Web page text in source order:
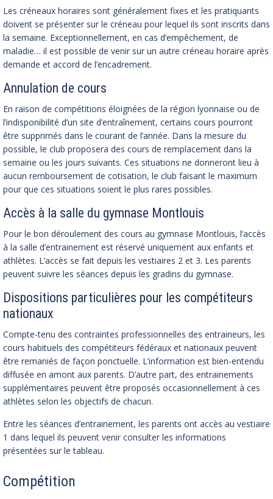
Les créneaux horaires sont généralement fixes et les pratiquants
doivent se présenter sur le créneau pour lequel ils sont inscrits dans
la semaine. Exceptionnellement, en cas d’empêchement, de
maladie… il est possible de venir sur un autre créneau horaire après
demande et accord de l’encadrement.
Annulation de cours
En raison de compétitions éloignées de la région lyonnaise ou de
l’indisponibilité d’un site d’entraînement, certains cours pourront
être supprimés dans le courant de l’année. Dans la mesure du
possible, le club proposera des cours de remplacement dans la
semaine ou les jours suivants. Ces situations ne donneront lieu à
aucun remboursement de cotisation, le club faisant le maximum
pour que ces situations soient le plus rares possibles.
Accès à la salle du gymnase Montlouis
Pour le bon déroulement des cours au gymnase Montlouis, l’accès
à la salle d’entrainement est réservé uniquement aux enfants et
athlètes. L’accès se fait depuis les vestiaires 2 et 3. Les parents
peuvent suivre les séances depuis les gradins du gymnase.
Dispositions particulières pour les compétiteurs
nationaux
Compte-tenu des contraintes professionnelles des entraineurs, les
cours habituels des compétiteurs fédéraux et nationaux peuvent
être remaniés de façon ponctuelle. L’information est bien-entendu
diffusée en amont aux parents. D’autre part, des entrainements
supplémentaires peuvent être proposés occasionnellement à ces
athlètes selon les objectifs de chacun.
Entre les séances d’entrainement, les parents ont accès au vestiaire
1 dans lequel ils peuvent venir consulter les informations
présentées sur le tableau.
Compétition